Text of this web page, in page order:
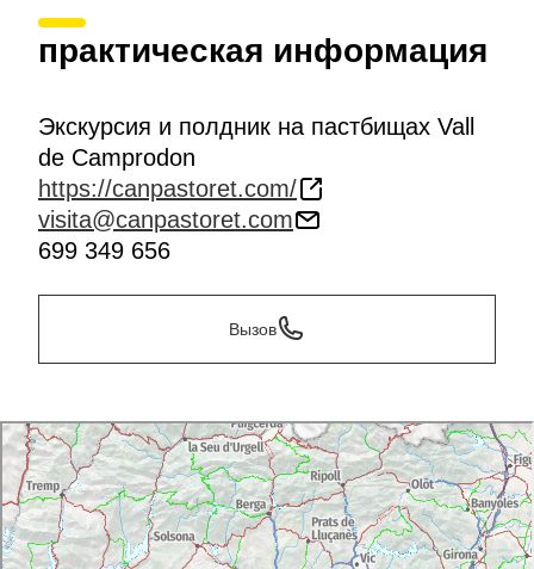
практическая информация
Экскурсия и полдник на пастбищах Vall
de Camprodon
https://canpastoret.com/
visita@canpastoret.com
699 349 656
Вызов